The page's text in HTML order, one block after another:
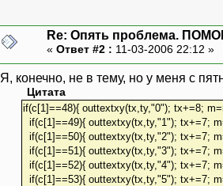
Re: Опять проблема.
« Ответ #2 : 11-03-2006 22:12 »
Я, конечно, не в тему, но у меня с
Цитата
if(c[1]==48){ outtextxy(tx,ty,"0"); tx+=8;
if(c[1]==49){ outtextxy(tx,ty,"1"); tx+=7;
if(c[1]==50){ outtextxy(tx,ty,"2"); tx+=7;
if(c[1]==51){ outtextxy(tx,ty,"3"); tx+=7;
if(c[1]==52){ outtextxy(tx,ty,"4"); tx+=7;
if(c[1]==53){ outtextxy(tx,ty,"5"); tx+=7;